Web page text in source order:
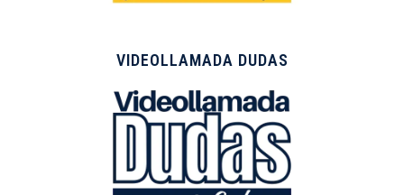
VIDEOLLAMADA DUDAS